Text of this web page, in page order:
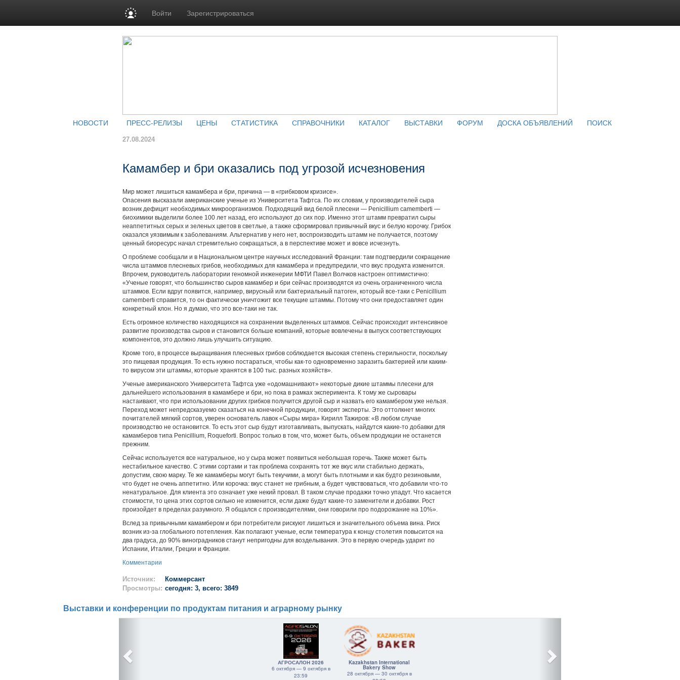
Войти Зарегистрироваться
НОВОСТИ ПРЕСС-РЕЛИЗЫ ЦЕНЫ СТАТИСТИКА СПРАВОЧНИКИ КАТАЛОГ ВЫСТАВКИ ФОРУМ ДОСКА ОБЪЯВЛЕНИЙ ПОИСК
27.08.2024
Камамбер и бри оказались под угрозой исчезновения
Мир может лишиться камамбера и бри, причина — в «грибковом кризисе».
Опасения высказали американские ученые из Университета Тафтса. По их словам, у производителей сыра
возник дефицит необходимых микроорганизмов. Подходящий вид белой плесени — Penicillium camemberti —
биохимики выделили более 100 лет назад, его используют до сих пор. Именно этот штамм превратил сыры
неаппетитных серых и зеленых цветов в светлые, а также сформировал привычный вкус и белую корочку. Грибок
оказался уязвимым к заболеваниям. Альтернатив у него нет, воспроизводить штамм не получается, поэтому
ценный биоресурс начал стремительно сокращаться, а в перспективе может и вовсе исчезнуть.
О проблеме сообщали и в Национальном центре научных исследований Франции: там подтвердили сокращение
числа штаммов плесневых грибов, необходимых для камамбера и предупредили, что вкус продукта изменится.
Впрочем, руководитель лаборатории геномной инженерии МФТИ Павел Волчков настроен оптимистично:
«Ученые говорят, что большинство сыров камамбер и бри сейчас производятся из очень ограниченного числа
штаммов. Если вдруг появится, например, вирусный или бактериальный патоген, который все-таки с Penicillium
camembеrti справится, то он фактически уничтожит все текущие штаммы. Потому что они предоставляет один
конкретный клон. Но я думаю, что это все-таки не так.
Есть огромное количество находящихся на сохранении выделенных штаммов. Сейчас происходит интенсивное
развитие производства сыров и становится больше компаний, которые вовлечены в выпуск соответствующих
компонентов, это должно лишь улучшить ситуацию.
Кроме того, в процессе выращивания плесневых грибов соблюдается высокая степень стерильности, поскольку
это пищевая продукция. То есть нужно постараться, чтобы как-то одновременно заразить бактерией или каким-
то вирусом эти штаммы, которые хранятся в 100 тыс. разных хозяйств».
Ученые американского Университета Тафтса уже «одомашнивают» некоторые дикие штаммы плесени для
дальнейшего использования в камамбере и бри, но пока в рамках эксперимента. К тому же сыровары
настаивают, что при использовании других грибков получится другой сыр и назвать его камамбером уже нельзя.
Переход может непредсказуемо сказаться на конечной продукции, говорят эксперты. Это оттолкнет многих
почитателей мягкий сортов, уверен основатель лавок «Сыры мира» Кирилл Тажиров: «В любом случае
производство не остановится. То есть этот сыр будут изготавливать, выпускать, найдутся какие-то добавки для
камамберов типа Penicillium, Roqueforti. Вопрос только в том, что, может быть, объем продукции не останется
прежним.
Сейчас используется все натуральное, но у сыра может появиться небольшая горечь. Также может быть
нестабильное качество. С этими сортами и так проблема сохранять тот же вкус или стабильно держать,
допустим, свою марку. Те же камамберы могут быть текучими, а могут быть плотными и как будто резиновыми,
что будет не очень аппетитно. Или корочка: вкус станет не грибным, а будет чувствоваться, что добавили что-то
ненатуральное. Для клиента это означает уже некий провал. В таком случае продажи точно упадут. Что касается
стоимости, то цена этих сортов сильно не изменится, если даже будут какие-то заменители и добавки. Рост
произойдет в пределах разумного. Я общался с производителями, они говорили про подорожание на 10%».
Вслед за привычными камамбером и бри потребители рискуют лишиться и значительного объема вина. Риск
возник из-за глобального потепления. Как полагают ученые, если температура к концу столетия повысится на
два градуса, до 90% виноградников станут непригодны для возделывания. Это в первую очередь ударит по
Испании, Италии, Греции и Франции.
Комментарии
Источник:
Коммерсант
Просмотры: сегодня: 3, всего: 3849
Выставки и конференции по продуктам питания и аграрному рынку
АГРОСАЛОН 2026
6 октября — 9 октября в
23:59
Kazakhstan International
Bakery Show
28 октября — 30 октября в